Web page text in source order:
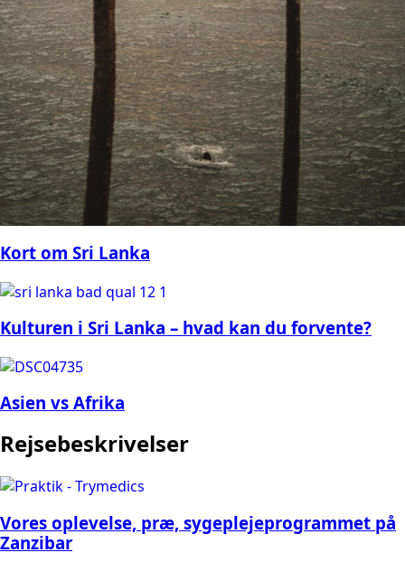
Kort om Sri Lanka
Kulturen i Sri Lanka – hvad kan du forvente?
Asien vs Afrika
Rejsebeskrivelser
Vores oplevelse, præ, sygeplejeprogrammet på
Zanzibar